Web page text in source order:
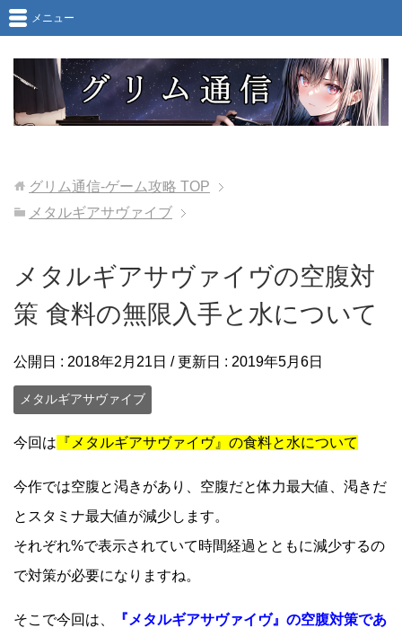
メニュー
グリム通信-ゲーム攻略 TOP
メタルギアサヴァイブ
メタルギアサヴァイヴの空腹対
策 食料の無限入手と水について
公開日 : 2018年2月21日 / 更新日 : 2019年5月6日
メタルギアサヴァイブ
今回は 『メタルギアサヴァイヴ』の食料と水について
今作では空腹と渇きがあり、空腹だと体力最大値、渇きだ
とスタミナ最大値が減少します。
それぞれ%で表示されていて時間経過とともに減少するの
で対策が必要になりますね。
そこで今回は、
『メタルギアサヴァイヴ』の空腹対策であ